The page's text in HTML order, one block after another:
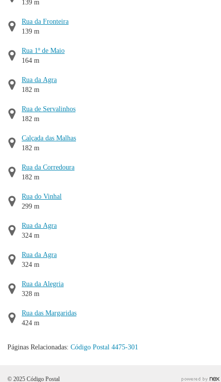
139 m
Rua da Fronteira
139 m
Rua 1º de Maio
164 m
Rua da Agra
182 m
Rua de Servalinhos
182 m
Calçada das Malhas
182 m
Rua da Corredoura
182 m
Rua do Vinhal
299 m
Rua da Agra
324 m
Rua da Agra
324 m
Rua da Alegria
328 m
Rua das Margaridas
424 m
Páginas Relacionadas: Código Postal 4475-301
© 2025 Código Postal